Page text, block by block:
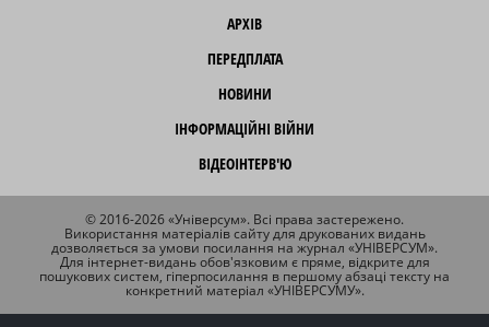
АРХІВ
ПЕРЕДПЛАТА
НОВИНИ
ІНФОРМАЦІЙНІ ВІЙНИ
ВІДЕОІНТЕРВ'Ю
© 2016-2026 «Універсум». Всі права застережено.
Використання матеріалів сайту для друкованих видань
дозволяється за умови посилання на журнал «УНІВЕРСУМ».
Для інтернет-видань обов'язковим є пряме, відкрите для
пошукових систем, гіперпосилання в першому абзаці тексту на
конкретний матеріал «УНІВЕРСУМУ».